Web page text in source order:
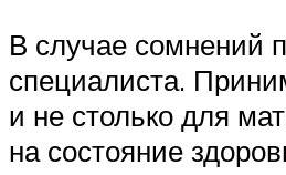
В случае сомнений
специалиста.
и не столько для
на состояние